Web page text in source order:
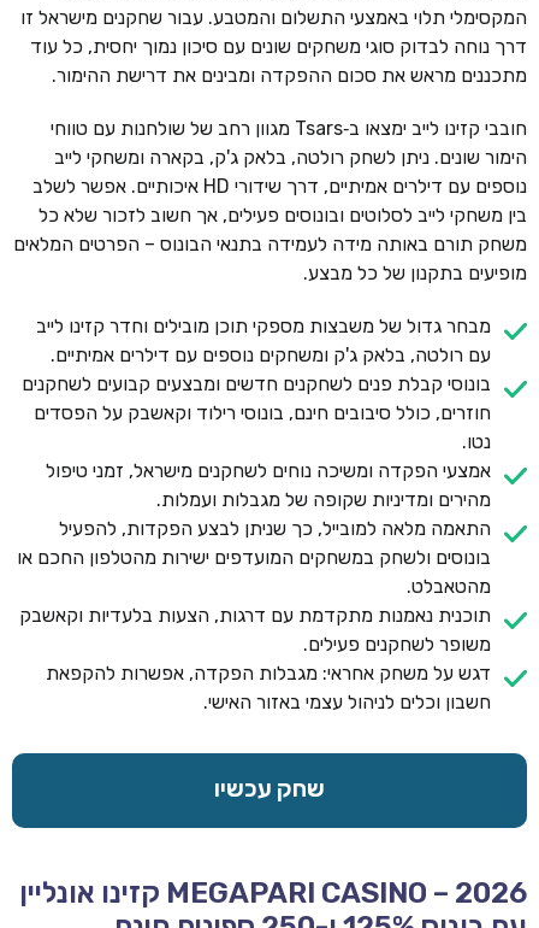
המקסימלי תלוי באמצעי התשלום והמטבע. עבור שחקנים מישראל זו
דרך נוחה לבדוק סוגי משחקים שונים עם סיכון נמוך יחסית, כל עוד
מתכננים מראש את סכום ההפקדה ומבינים את דרישת ההימור.
חובבי קזינו לייב ימצאו ב‑Tsars מגוון רחב של שולחנות עם טווחי
הימור שונים. ניתן לשחק רולטה, בלאק ג'ק, בקארה ומשחקי לייב
נוספים עם דילרים אמיתיים, דרך שידורי HD איכותיים. אפשר לשלב
בין משחקי לייב לסלוטים ובונוסים פעילים, אך חשוב לזכור שלא כל
משחק תורם באותה מידה לעמידה בתנאי הבונוס – הפרטים המלאים
מופיעים בתקנון של כל מבצע.
מבחר גדול של משבצות מספקי תוכן מובילים וחדר קזינו לייב
עם רולטה, בלאק ג'ק ומשחקים נוספים עם דילרים אמיתיים.
בונוסי קבלת פנים לשחקנים חדשים ומבצעים קבועים לשחקנים
חוזרים, כולל סיבובים חינם, בונוסי רילוד וקאשבק על הפסדים
נטו.
אמצעי הפקדה ומשיכה נוחים לשחקנים מישראל, זמני טיפול
מהירים ומדיניות שקופה של מגבלות ועמלות.
התאמה מלאה למובייל, כך שניתן לבצע הפקדות, להפעיל
בונוסים ולשחק במשחקים המועדפים ישירות מהטלפון החכם או
מהטאבלט.
תוכנית נאמנות מתקדמת עם דרגות, הצעות בלעדיות וקאשבק
משופר לשחקנים פעילים.
דגש על משחק אחראי: מגבלות הפקדה, אפשרות להקפאת
חשבון וכלים לניהול עצמי באזור האישי.
שחק עכשיו
MEGAPARI CASINO – 2026 קזינו אונליין